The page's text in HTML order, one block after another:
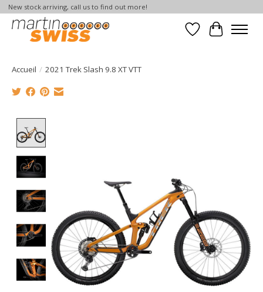
New stock arriving, call us to find out more!
Liste dePanier
Accueil / 2021 Trek Slash 9.8 XT VTT